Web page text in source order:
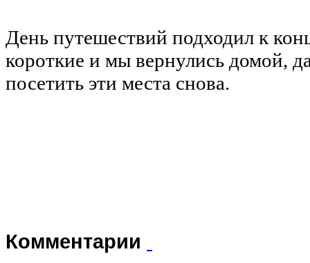
День путешествий подходил к
короткие и мы вернулись домой,
посетить эти места снова.
Комментарии